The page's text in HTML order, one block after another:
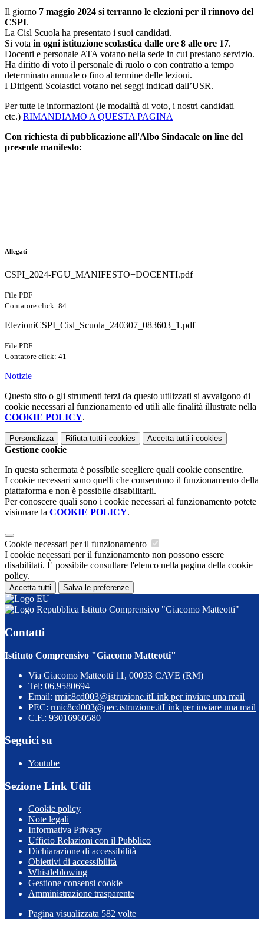
Il giorno 7 maggio 2024 si terranno le elezioni per il rinnovo del
CSPI.
La Cisl Scuola ha presentato i suoi candidati.
Si vota in ogni istituzione scolastica dalle ore 8 alle ore 17.
Docenti e personale ATA votano nella sede in cui prestano servizio.
Ha diritto di voto il personale di ruolo o con contratto a tempo
determinato annuale o fino al termine delle lezioni.
I Dirigenti Scolastici votano nei seggi indicati dall’USR.
Per tutte le informazioni (le modalità di voto, i nostri candidati
etc.) RIMANDIAMO A QUESTA PAGINA
Con richiesta di pubblicazione all'Albo Sindacale on line del
presente manifesto:
Allegati
CSPI_2024-FGU_MANIFESTO+DOCENTI.pdf
File PDF
Contatore click: 84
ElezioniCSPI_Cisl_Scuola_240307_083603_1.pdf
File PDF
Contatore click: 41
Notizie
Questo sito o gli strumenti terzi da questo utilizzati si avvalgono di
cookie necessari al funzionamento ed utili alle finalità illustrate nella
COOKIE POLICY.
Personalizza Rifiuta tutti i cookies Accetta tutti i cookies
Gestione cookie
In questa schermata è possibile scegliere quali cookie consentire.
I cookie necessari sono quelli che consentono il funzionamento della
piattaforma e non è possibile disabilitarli.
Per conoscere quali sono i cookie necessari al funzionamento potete
visionare la COOKIE POLICY.
Cookie necessari per il funzionamento
I cookie necessari per il funzionamento non possono essere
disabilitati. È possibile consultare l'elenco nella pagina della cookie
policy.
Accetta tutti Salva le preferenze
Istituto Comprensivo "Giacomo Matteotti"
Contatti
Istituto Comprensivo "Giacomo Matteotti"
Via Giacomo Matteotti 11, 00033 CAVE (RM)
Tel: 06.9580694
Email: rmic8cd003@istruzione.itLink per inviare una mail
PEC: rmic8cd003@pec.istruzione.itLink per inviare una mail
C.F.: 93016960580
Seguici su
Youtube
Sezione Link Utili
Cookie policy
Note legali
Informativa Privacy
Ufficio Relazioni con il Pubblico
Dichiarazione di accessibilità
Obiettivi di accessibilità
Whistleblowing
Gestione consensi cookie
Amministrazione trasparente
Pagina visualizzata 582 volte